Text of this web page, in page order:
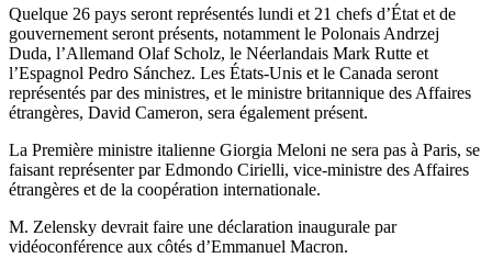
Quelque 26 pays seront représentés lundi et 21 chefs d’État et de
gouvernement seront présents, notamment le Polonais Andrzej
Duda, l’Allemand Olaf Scholz, le Néerlandais Mark Rutte et
l’Espagnol Pedro Sánchez. Les États-Unis et le Canada seront
représentés par des ministres, et le ministre britannique des Affaires
étrangères, David Cameron, sera également présent.
La Première ministre italienne Giorgia Meloni ne sera pas à Paris, se
faisant représenter par Edmondo Cirielli, vice-ministre des Affaires
étrangères et de la coopération internationale.
M. Zelensky devrait faire une déclaration inaugurale par
vidéoconférence aux côtés d’Emmanuel Macron.